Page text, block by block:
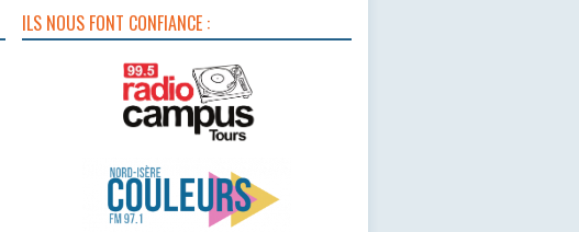
ILS NOUS FONT CONFIANCE :